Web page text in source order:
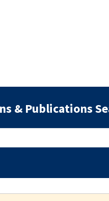
& Publications